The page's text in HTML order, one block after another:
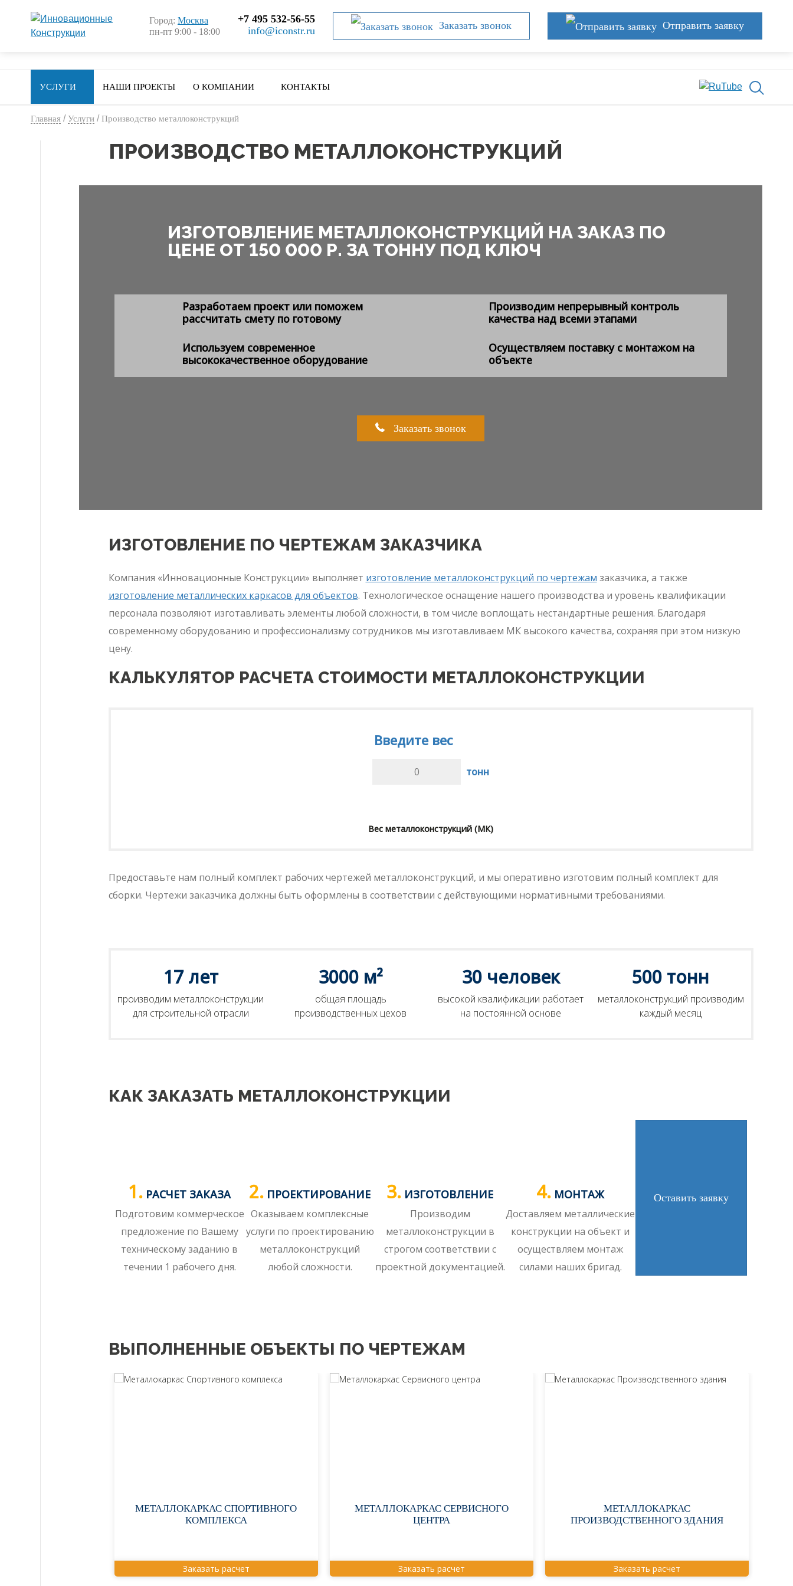
Город: Москва
пн-пт 9:00 - 18:00
+7 495 532-56-55
info@iconstr.ru
Заказать звонок Отправить заявку
УСЛУГИ НАШИ ПРОЕКТЫ О КОМПАНИИ КОНТАКТЫ
Главная /Услуги /Производство металлоконструкций
ПРОИЗВОДСТВО МЕТАЛЛОКОНСТРУКЦИЙ
ИЗГОТОВЛЕНИЕ МЕТАЛЛОКОНСТРУКЦИЙ НА ЗАКАЗ ПО
ЦЕНЕ ОТ 150 000 Р. ЗА ТОННУ ПОД КЛЮЧ
Разработаем проект или поможем
рассчитать смету по готовому
Используем современное
высококачественное оборудование
Производим непрерывный контроль
качества над всеми этапами
Осуществляем поставку с монтажом на
объекте
Заказать звонок
ИЗГОТОВЛЕНИЕ ПО ЧЕРТЕЖАМ ЗАКАЗЧИКА
Компания «Инновационные Конструкции» выполняет изготовление металлоконструкций по чертежам заказчика, а также
изготовление металлических каркасов для объектов. Технологическое оснащение нашего производства и уровень квалификации
персонала позволяют изготавливать элементы любой сложности, в том числе воплощать нестандартные решения. Благодаря
современному оборудованию и профессионализму сотрудников мы изготавливаем МК высокого качества, сохраняя при этом низкую
цену.
КАЛЬКУЛЯТОР РАСЧЕТА СТОИМОСТИ МЕТАЛЛОКОНСТРУКЦИИ
Введите вес
тонн
Вес металлоконструкций (МК)
Предоставьте нам полный комплект рабочих чертежей металлоконструкций, и мы оперативно изготовим полный комплект для
сборки. Чертежи заказчика должны быть оформлены в соответствии с действующими нормативными требованиями.
17 лет
производим металлоконструкции
для строительной отрасли
3000 м²
общая площадь
производственных цехов
30 человек
высокой квалификации работает
на постоянной основе
500 тонн
металлоконструкций производим
каждый месяц
КАК ЗАКАЗАТЬ МЕТАЛЛОКОНСТРУКЦИИ
1. РАСЧЕТ ЗАКАЗА
Подготовим коммерческое
предложение по Вашему
техническому заданию в
течении 1 рабочего дня.
2. ПРОЕКТИРОВАНИЕ
Оказываем комплексные
услуги по проектированию
металлоконструкций
любой сложности.
3. ИЗГОТОВЛЕНИЕ
Производим
металлоконструкции в
строгом соответствии с
проектной документацией.
4. МОНТАЖ
Доставляем металлические
конструкции на объект и
осуществляем монтаж
силами наших бригад.
Оставить заявку
ВЫПОЛНЕННЫЕ ОБЪЕКТЫ ПО ЧЕРТЕЖАМ
МЕТАЛЛОКАРКАС СПОРТИВНОГО
КОМПЛЕКСА
Заказать расчет
МЕТАЛЛОКАРКАС СЕРВИСНОГО
ЦЕНТРА
Заказать расчет
МЕТАЛЛОКАРКАС
ПРОИЗВОДСТВЕННОГО ЗДАНИЯ
Заказать расчет